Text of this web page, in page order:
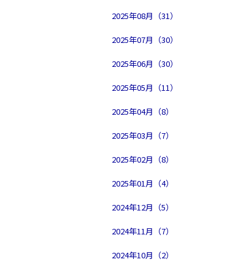
2025年08月（31）
2025年07月（30）
2025年06月（30）
2025年05月（11）
2025年04月（8）
2025年03月（7）
2025年02月（8）
2025年01月（4）
2024年12月（5）
2024年11月（7）
2024年10月（2）